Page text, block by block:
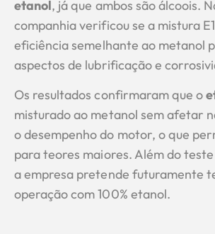
etanol, já que ambos são álcoois.
companhia verificou se a mistura
eficiência semelhante ao metanol
aspectos de lubrificação e
Os resultados confirmaram que o
misturado ao metanol sem afetar
o desempenho do motor, o que
para teores maiores. Além do
a empresa pretende futuramente
operação com 100% etanol.